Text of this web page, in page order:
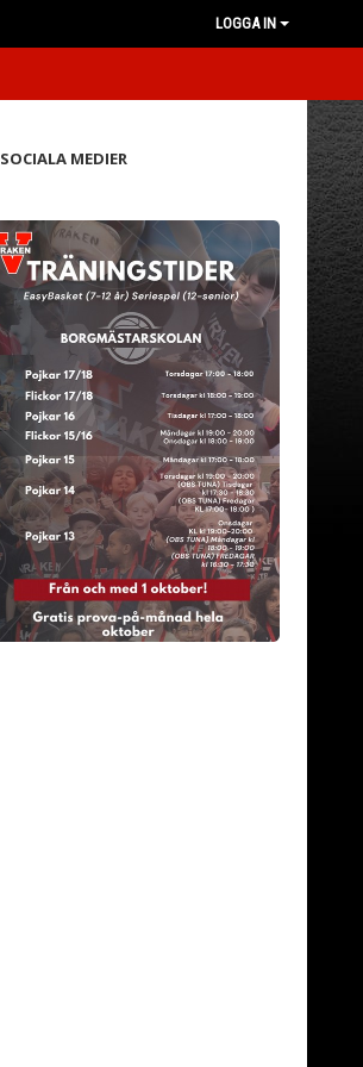
LOGGA IN
SOCIALA MEDIER